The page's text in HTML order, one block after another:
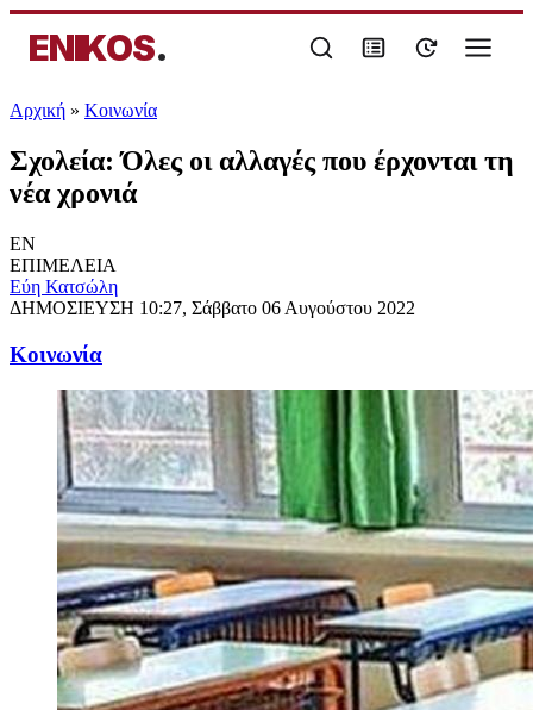
ENIKOS.
Αρχική » Κοινωνία
Σχολεία: Όλες οι αλλαγές που έρχονται τη
νέα χρονιά
EN
ΕΠΙΜΕΛΕΙΑ
Εύη Κατσώλη
ΔΗΜΟΣΙΕΥΣΗ 10:27, Σάββατο 06 Αυγούστου 2022
Κοινωνία